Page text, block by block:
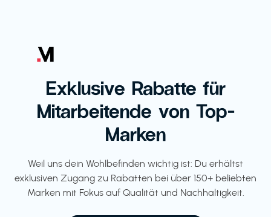
Exklusive Rabatte für
Mitarbeitende von Top-
Marken
Weil uns dein Wohlbefinden wichtig ist: Du erhältst
exklusiven Zugang zu Rabatten bei über 150+ beliebten
Marken mit Fokus auf Qualität und Nachhaltigkeit.